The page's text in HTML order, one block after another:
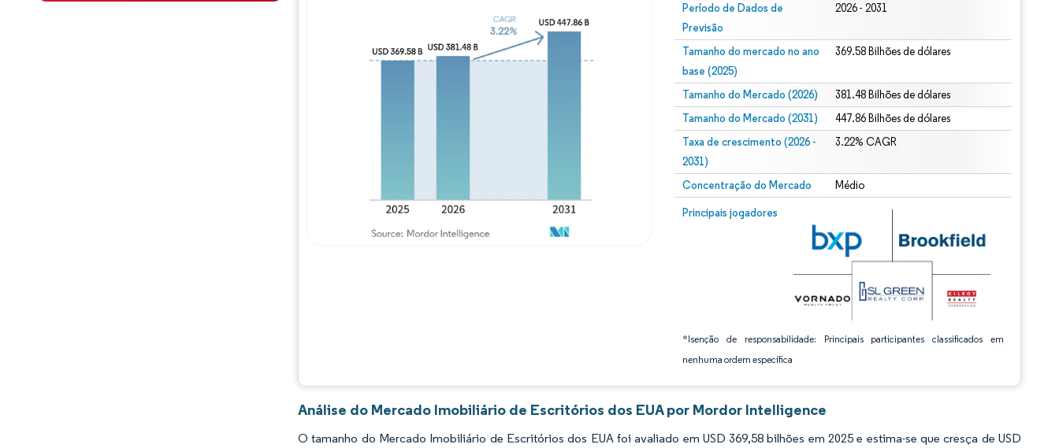
Período de Dados de
Previsão
2026 - 2031
Tamanho do mercado no ano
base (2025)
369.58 Bilhões de dólares
Tamanho do Mercado (2026) 381.48 Bilhões de dólares
Tamanho do Mercado (2031) 447.86 Bilhões de dólares
Taxa de crescimento (2026 -
2031)
3.22% CAGR
Concentração do Mercado Médio
Principais jogadores
*Isenção de responsabilidade: Principais participantes classificados em
nenhuma ordem específica
Imagem © Mordor Intelligence. O reuso requer atribuição conforme CC BY 4.0.
Imagem © Mordor Intelligence. O reuso requer atribuição conforme CC BY 4.0.
Análise do Mercado Imobiliário de Escritórios dos EUA por Mordor Intelligence
O tamanho do Mercado Imobiliário de Escritórios dos EUA foi avaliado em USD 369,58 bilhões em 2025 e estima-se que cresça de USD